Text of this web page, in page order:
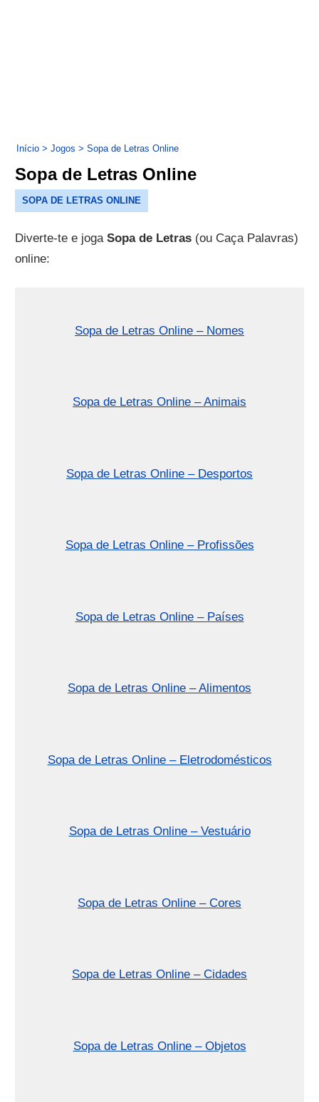
Início > Jogos > Sopa de Letras Online
Sopa de Letras Online
SOPA DE LETRAS ONLINE
Diverte-te e jogaSopa de Letras (ou Caça Palavras)
online:
Sopa de Letras Online – Nomes
Sopa de Letras Online – Animais
Sopa de Letras Online – Desportos
Sopa de Letras Online – Profissões
Sopa de Letras Online – Países
Sopa de Letras Online – Alimentos
Sopa de Letras Online – Eletrodomésticos
Sopa de Letras Online – Vestuário
Sopa de Letras Online – Cores
Sopa de Letras Online – Cidades
Sopa de Letras Online – Objetos